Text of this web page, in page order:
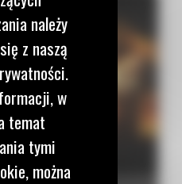
należy
z naszą
w
temat
tymi
można